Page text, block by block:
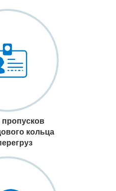
пропусков
кольца